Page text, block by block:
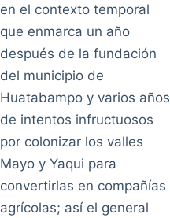
en el contexto temporal
que enmarca un año
después de la fundación
del municipio de
Huatabampo y varios años
de intentos infructuosos
por colonizar los valles
Mayo y Yaqui para
convertirlas en compañías
agrícolas; así el general